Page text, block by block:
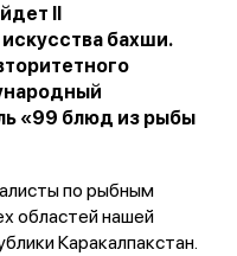
II
бахши.
«99 блюд из рыбы
по рыбным
областей нашей
Каракалпакстан.